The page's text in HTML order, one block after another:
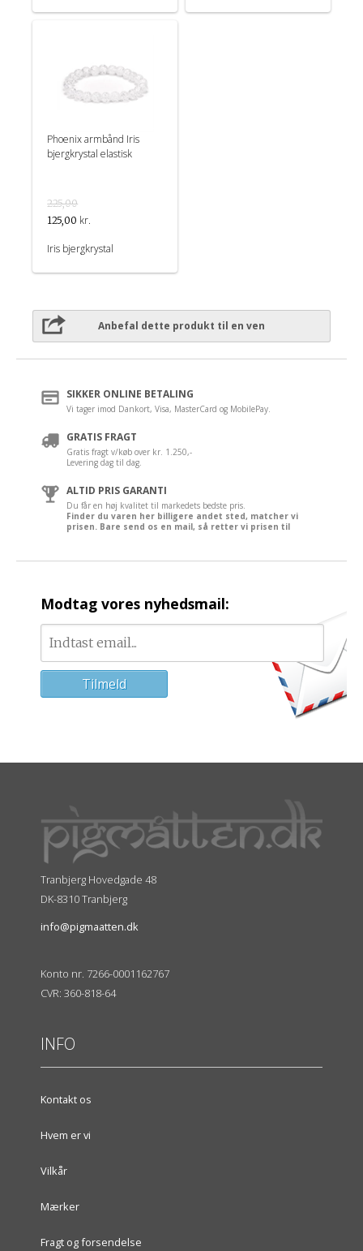
Phoenix armbånd Iris
bjergkrystal elastisk
225,00
125,00 kr.
Iris bjergkrystal
Anbefal dette produkt til en ven
SIKKER ONLINE BETALING
Vi tager imod Dankort, Visa, MasterCard og MobilePay.
GRATIS FRAGT
Gratis fragt v/køb over kr. 1.250,-
Levering dag til dag.
ALTID PRIS GARANTI
Du får en høj kvalitet til markedets bedste pris.
Finder du varen her billigere andet sted, matcher vi
prisen. Bare send os en mail, så retter vi prisen til
Modtag vores nyhedsmail:
Tranbjerg Hovedgade 48
DK-8310 Tranbjerg
info@pigmaatten.dk
Konto nr. 7266-0001162767
CVR: 360-818-64
INFO
Kontakt os
Hvem er vi
Vilkår
Mærker
Fragt og forsendelse